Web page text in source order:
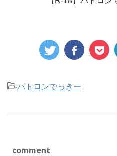
-パトロンでっきー
comment